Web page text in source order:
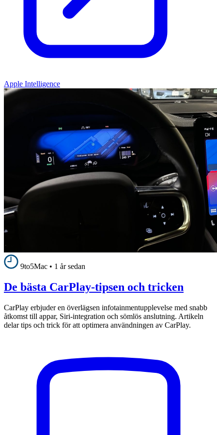
Apple Intelligence
9to5Mac • 1 år sedan
De bästa CarPlay-tipsen och tricken
CarPlay erbjuder en överlägsen infotainmentupplevelse med snabb
åtkomst till appar, Siri-integration och sömlös anslutning. Artikeln
delar tips och trick för att optimera användningen av CarPlay.